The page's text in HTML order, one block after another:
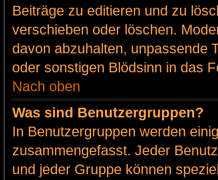
Beiträge zu editieren und zu
verschieben oder löschen.
davon abzuhalten, unpassende
oder sonstigen Blödsinn in das
Nach oben
Was sind Benutzergruppen?
In Benutzergruppen werden
zusammengefasst. Jeder
und jeder Gruppe können